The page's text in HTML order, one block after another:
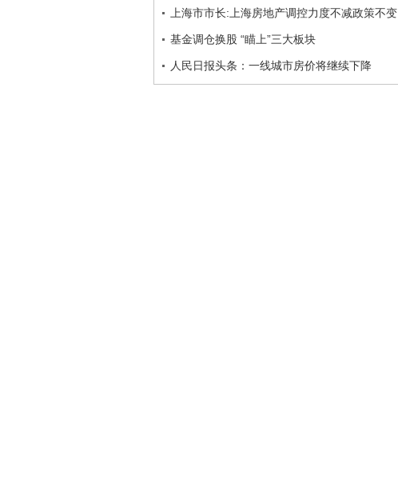
上海市市长:上海房地产调控力度不减政策不变
基金调仓换股 “瞄上”三大板块
人民日报头条：一线城市房价将继续下降